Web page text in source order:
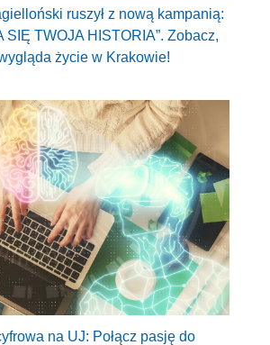
ruszył z nową kampanią:
SIĘ TWOJA HISTORIA”. Zobacz,
życie w Krakowie!
na UJ: Połącz pasję do